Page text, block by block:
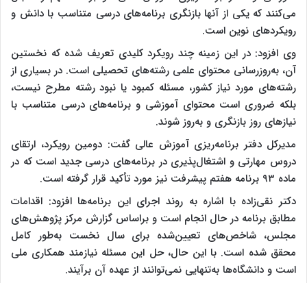
می‌کنند که یکی از آنها بازنگری برنامه‌های درسی متناسب با دانش و
رویکرد‌های نوین است.
وی افزود: در این زمینه چند رویکرد کلیدی تعریف شده که نخستین
آن، به‌روزرسانی محتوای علمی رشته‌های تحصیلی است. در بسیاری از
رشته‌های مورد نیاز کشور، مسئله کمبود یا نبود رشته مطرح نیست،
بلکه ضروری است محتوای آموزشی و برنامه‌های درسی متناسب با
نیاز‌های روز بازنگری و به‌روز شوند.
مدیرکل دفتر برنامه‌ریزی آموزش عالی گفت: دومین رویکرد، ارتقای
دروس مهارتی و اشتغال‌پذیری در برنامه‌های درسی جدید است که در
ماده ۹۳ برنامه هفتم پیشرفت نیز مورد تأکید قرار گرفته است.
دکتر نقی‌زاده با اشاره به روند اجرای این برنامه‌ها افزود: اقدامات
مطابق برنامه در حال انجام است و براساس گزارش مرکز پژوهش‌های
مجلس، شاخص‌های تعیین‌شده برای سال نخست به‌طور کامل
محقق شده است. با این حال، حل این مسئله نیازمند همکاری ملی
است و دانشگاه‌ها به‌تنهایی نمی‌توانند از عهده آن برآیند.